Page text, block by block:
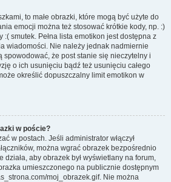
to małe obrazki, które mogą być użyte do
emocji można też stosować krótkie kody, np. :)
:( smutek. Pełna lista emotikon jest dostępna z
wiadomości. Nie należy jednak nadmiernie
spowodować, że post stanie się nieczytelny i
o ich usunięciu bądź też usunięciu całego
określić dopuszczalny limit emotikon w
w poście?
w postach. Jeśli administrator włączył
można wgrać obrazek bezpośrednio
działa, aby obrazek był wyświetlany na forum,
umieszczonego na publicznie dostępnym
moj_obrazek.gif. Nie można